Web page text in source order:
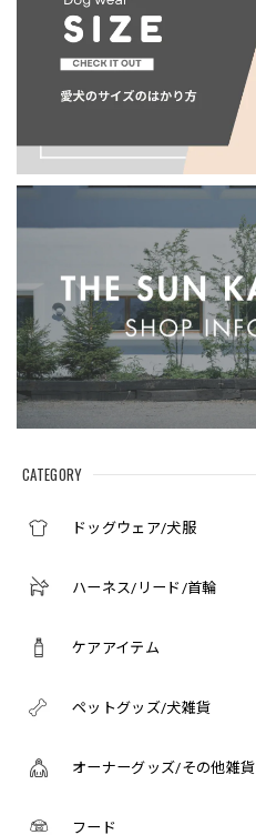
CATEGORY
ドッグウェア/犬服
ハーネス/リード/首輪
ケアアイテム
ペットグッズ/犬雑貨
オーナーグッズ/その他雑貨
フード